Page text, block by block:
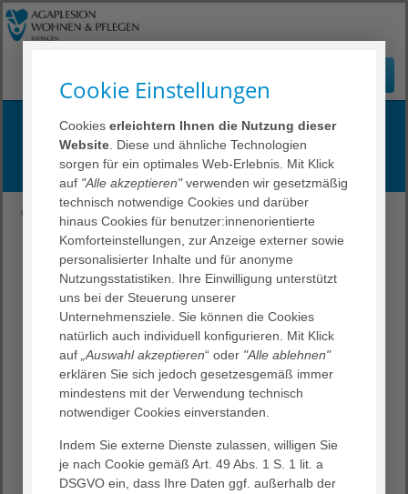
Höchste Qualität
Mit Liebe zum Leben
WuP Ratingen Über uns Qualität Meinungsbogen
Ihre Meinung ist uns wichtig!
Sie sind mit Ihrem Leben in unserem Haus oder Ihrem
Besuch in unserer Einrichtung zufrieden und möchten
uns Ihr Lob aussprechen? Sie haben bei uns Situationen
erlebt, mit denen Sie unzufrieden waren und möchten
Ihre Meinung an uns weitergeben? Sie möchten uns
Hinweise geben, wie wir unsere Abläufe besser gestalten
können?
Dann füllen Sie bitte unseren Meinungsbogen online aus
oder speichern Sie sich dasFormular als PDF ›und
senden Sie ihn uns postalisch zu.
Cookie Einstellungen
Cookieserleichtern Ihnen die Nutzung dieser
Website . Diese und ähnliche Technologien
sorgen für ein optimales Web-Erlebnis. Mit Klick
auf "Alle akzeptieren"verwenden wir gesetzmäßig
technisch notwendige Cookies und darüber
hinaus Cookies für benutzer:innenorientierte
Komforteinstellungen, zur Anzeige externer sowie
personalisierter Inhalte und für anonyme
Nutzungsstatistiken. Ihre Einwilligung unterstützt
uns bei der Steuerung unserer
Unternehmensziele. Sie können die Cookies
natürlich auch individuell konfigurieren. Mit Klick
auf „Auswahl akzeptieren“ oder "Alle ablehnen"
erklären Sie sich jedoch gesetzesgemäß immer
mindestens mit der Verwendung technisch
notwendiger Cookies einverstanden.
Indem Sie externe Dienste zulassen, willigen Sie
je nach Cookie gemäß Art. 49 Abs. 1 S. 1 lit. a
DSGVO ein, dass Ihre Daten ggf. außerhalb der